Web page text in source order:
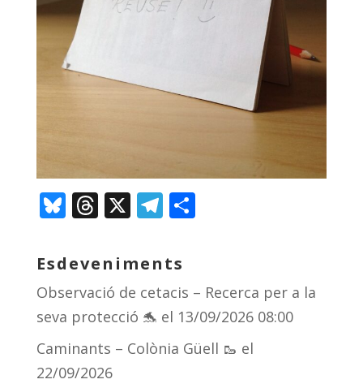
Bl
e
sk
y
T
re
a
d
s
X T
e
gr
a
m
C
p
ar
te
ix
Esdeveniments
Observació de cetacis – Recerca per a la
seva protecció 🐬 el 13/09/2026 08:00
Caminants – Colònia Güell 🥾 el
22/09/2026